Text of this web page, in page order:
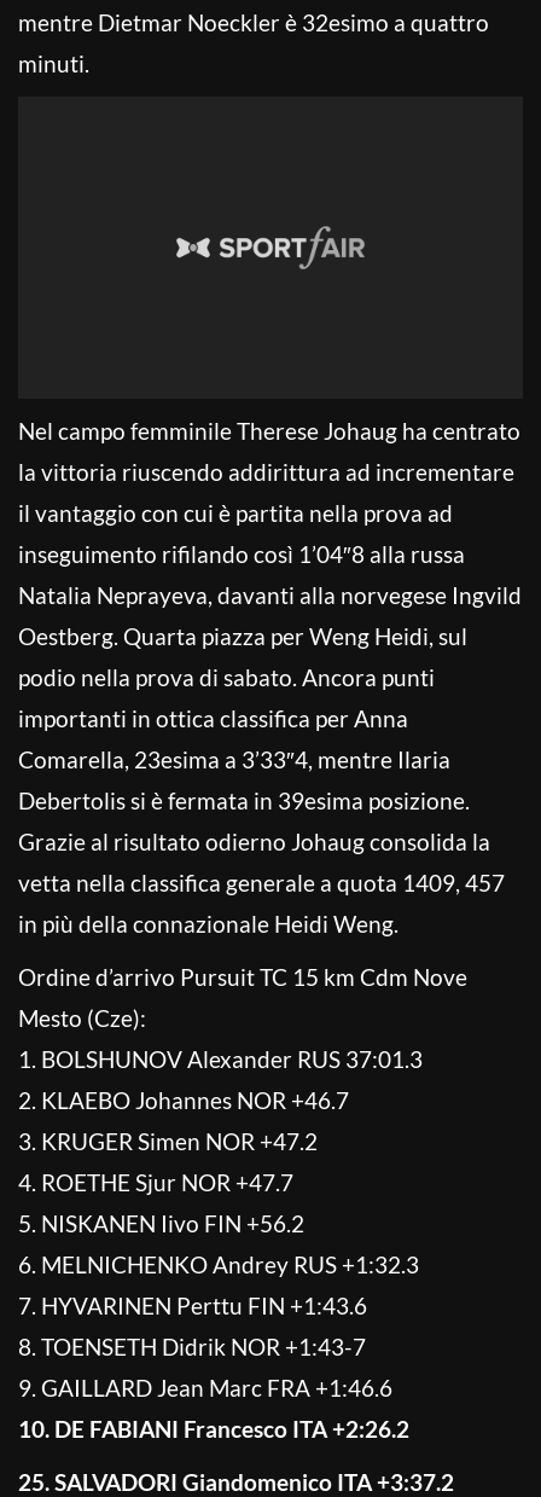
mentre Dietmar Noeckler è 32esimo a quattro
minuti.
Nel campo femminile Therese Johaug ha centrato
la vittoria riuscendo addirittura ad incrementare
il vantaggio con cui è partita nella prova ad
inseguimento rifilando così 1’04″8 alla russa
Natalia Neprayeva, davanti alla norvegese Ingvild
Oestberg. Quarta piazza per Weng Heidi, sul
podio nella prova di sabato. Ancora punti
importanti in ottica classifica per Anna
Comarella, 23esima a 3’33″4, mentre Ilaria
Debertolis si è fermata in 39esima posizione.
Grazie al risultato odierno Johaug consolida la
vetta nella classifica generale a quota 1409, 457
in più della connazionale Heidi Weng.
Ordine d’arrivo Pursuit TC 15 km Cdm Nove
Mesto (Cze):
1. BOLSHUNOV Alexander RUS 37:01.3
2. KLAEBO Johannes NOR +46.7
3. KRUGER Simen NOR +47.2
4. ROETHE Sjur NOR +47.7
5. NISKANEN Iivo FIN +56.2
6. MELNICHENKO Andrey RUS +1:32.3
7. HYVARINEN Perttu FIN +1:43.6
8. TOENSETH Didrik NOR +1:43-7
9. GAILLARD Jean Marc FRA +1:46.6
10. DE FABIANI Francesco ITA +2:26.2
25. SALVADORI Giandomenico ITA +3:37.2